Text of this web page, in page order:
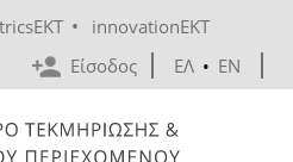
•
innovationEKT
Είσοδος
ΕΛ • EN